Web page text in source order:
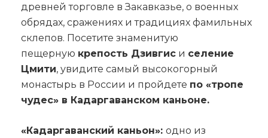
древней торговле в Закавказье, о военных
обрядах, сражениях и традициях фамильных
склепов. Посетите знаменитую
пещерную крепость Дзивгис и селение
Цмити, увидите самый высокогорный
монастырь в России и пройдете по «тропе
чудес» в Кадаргаванском каньоне.
«Кадаргаванский каньон»: одно из